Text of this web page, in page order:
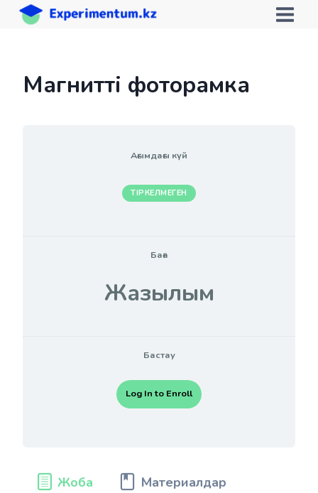
Skip
Магнитті фоторамка
Ағымдағы күй
ТІРКЕЛМЕГЕН
Баға
Жазылым
Бастау
Log In to Enroll
Жоба Материалдар